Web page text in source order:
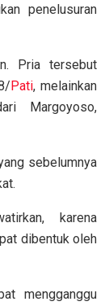
penelusuran
Pria tersebut
Pati, melainkan
Margoyoso,
sebelumnya
karena
dibentuk oleh
mengganggu